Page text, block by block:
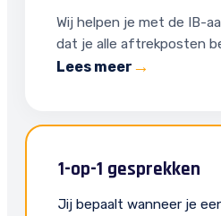
Wij helpen je met de IB-
dat je alle aftrekposten
Lees meer
1-op-1 gesprekken
Jij bepaalt wanneer je